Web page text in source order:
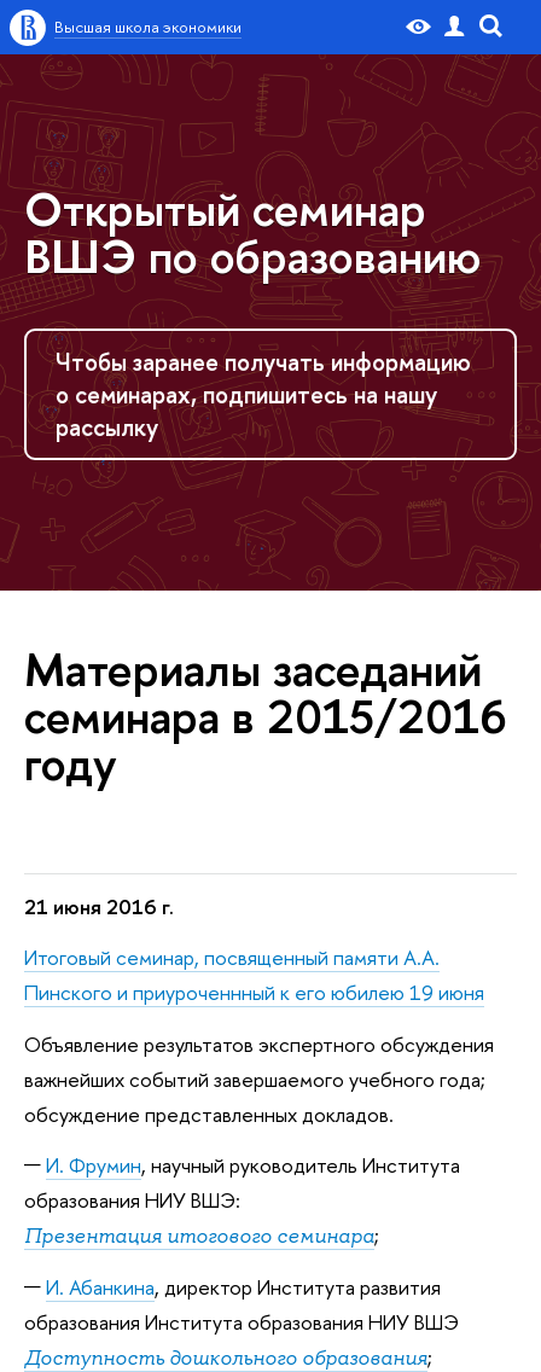
Высшая школа экономики
Открытый семинар
ВШЭ по образованию
Чтобы заранее получать информацию
о семинарах, подпишитесь на нашу
рассылку
Материалы заседаний
семинара в 2015/2016
году
21 июня 2016 г.
Итоговый семинар, посвященный памяти А.А.
Пинского и приуроченнный к его юбилею 19 июня
Объявление результатов экспертного обсуждения
важнейших событий завершаемого учебного года;
обсуждение представленных докладов.
И. Фрумин, научный руководитель Института
образования НИУ ВШЭ:
Презентация итогового семинара;
И. Абанкина, директор Института развития
образования Института образования НИУ ВШЭ
Доступность дошкольного образования;